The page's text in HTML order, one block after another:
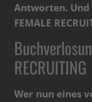
Antworten.
FEMALE
RECRUITING
Wer nun eines